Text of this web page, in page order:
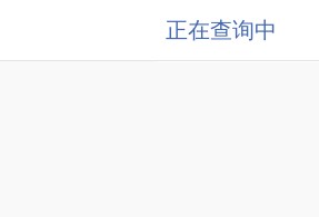
正在查询中